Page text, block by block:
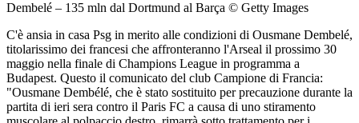
Dembelé – 135 mln dal Dortmund al Barça © Getty Images
C'è ansia in casa Psg in merito alle condizioni di Ousmane Dembelé,
titolarissimo dei francesi che affronteranno l'Arseal il prossimo 30
maggio nella finale di Champions League in programma a
Budapest. Questo il comunicato del club Campione di Francia:
"Ousmane Dembélé, che è stato sostituito per precauzione durante la
partita di ieri sera contro il Paris FC a causa di uno stiramento